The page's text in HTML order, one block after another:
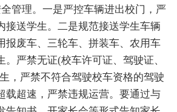
管理。一是严控车辆进出校门，严
接送学生。二是规范接送学生车辆
报废车、三轮车、拼装车、农用车
。严禁无证(校车许可证、驾驶证、
，严禁不符合驾驶校车资格的驾驶
载超速，严禁违规运营。要通过与